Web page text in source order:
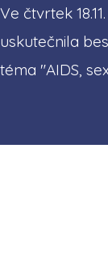
Ve čtvrtek
uskutečnila
téma "AIDS,